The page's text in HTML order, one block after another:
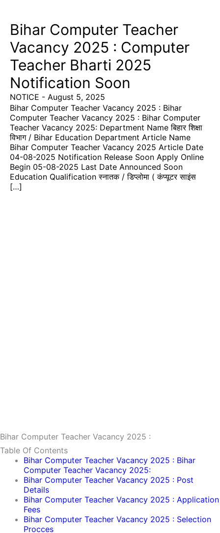
Bihar Computer Teacher
Vacancy 2025 : Computer
Teacher Bharti 2025
Notification Soon
NOTICE - August 5, 2025
Bihar Computer Teacher Vacancy 2025 : Bihar
Computer Teacher Vacancy 2025 : Bihar Computer
Teacher Vacancy 2025: Department Name बिहार शिक्षा
विभाग / Bihar Education Department Article Name
Bihar Computer Teacher Vacancy 2025 Article Date
04-08-2025 Notification Release Soon Apply Online
Begin 05-08-2025 Last Date Announced Soon
Education Qualification स्नातक / डिप्लोमा ( कंप्यूटर साइंस
[…]
Bihar Computer Teacher Vacancy 2025 :
Table Of Contents
Bihar Computer Teacher Vacancy 2025 : Bihar
Computer Teacher Vacancy 2025:
Bihar Computer Teacher Vacancy 2025 : Post
Details
Bihar Computer Teacher Vacancy 2025 : Application
Fees
Bihar Computer Teacher Vacancy 2025 : Selection
Procces